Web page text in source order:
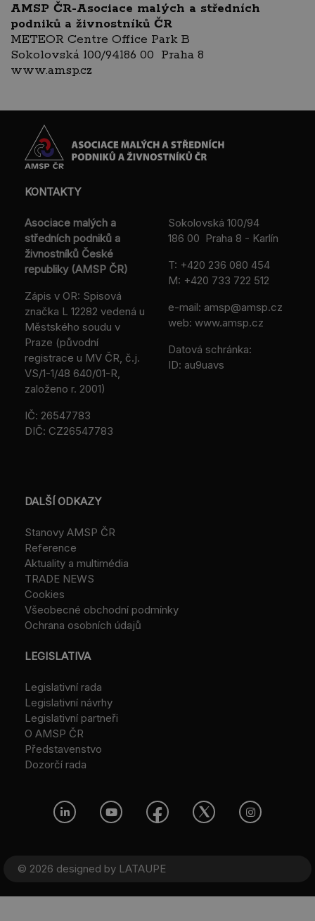
AMSP ČR-Asociace malých a středních
podniků a živnostníků ČR
METEOR Centre Office Park B
Sokolovská 100/94186 00 Praha 8
www.amsp.cz
KONTAKTY
Asociace malých a
středních podniků a
živnostníků České
republiky (AMSP ČR)
Zápis v OR: Spisová
značka L 12282 vedená u
Městského soudu v
Praze (původní
registrace u MV ČR, č.j.
VS/1-1/48 640/01-R,
založeno r. 2001)
IČ: 26547783
DIČ: CZ26547783
Sokolovská 100/94
186 00 Praha 8 - Karlín
T: +420 236 080 454
M: +420 733 722 512
e-mail: amsp@amsp.cz
web: www.amsp.cz
Datová schránka:
ID: au9uavs
DALŠÍ ODKAZY
Stanovy AMSP ČR
Reference
Aktuality a multimédia
TRADE NEWS
Cookies
Všeobecné obchodní podmínky
Ochrana osobních údajů
LEGISLATIVA
Legislativní rada
Legislativní návrhy
Legislativní partneři
O AMSP ČR
Představenstvo
Dozorčí rada
© 2026 designed by LATAUPE